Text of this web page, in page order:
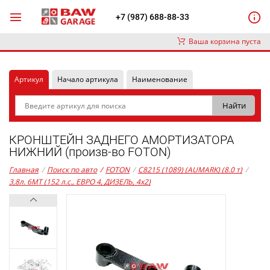
+7 (987) 688-88-33
Ваша корзина пуста
Артикул Начало артикула Наименование
КРОНШТЕЙН ЗАДНЕГО АМОРТИЗАТОРА
НИЖНИЙ (произв-во FOTON)
Главная / Поиск по авто / FOTON / C8215 (1089) (AUMARK) (8.0 т) /
3,8л. 6MT (152 л.с., ЕВРО 4, ДИЗЕЛЬ, 4x2)